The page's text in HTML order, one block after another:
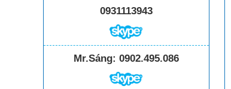
0931113943
Mr.Sáng: 0902.495.086